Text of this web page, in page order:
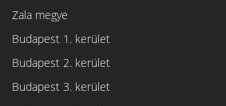
Zala megye
Budapest 1. kerület
Budapest 2. kerület
Budapest 3. kerület